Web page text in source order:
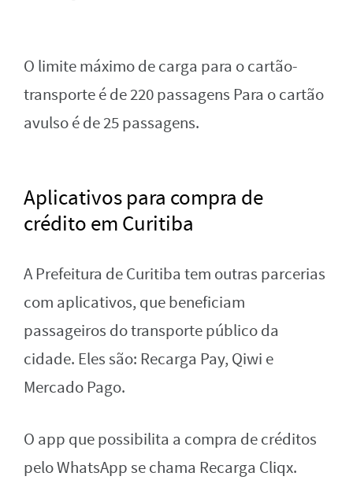
O limite máximo de carga para o cartão-
transporte é de 220 passagens Para o cartão
avulso é de 25 passagens.
Aplicativos para compra de
crédito em Curitiba
A Prefeitura de Curitiba tem outras parcerias
com aplicativos, que beneficiam
passageiros do transporte público da
cidade. Eles são: Recarga Pay, Qiwi e
Mercado Pago.
O app que possibilita a compra de créditos
pelo WhatsApp se chama Recarga Cliqx.